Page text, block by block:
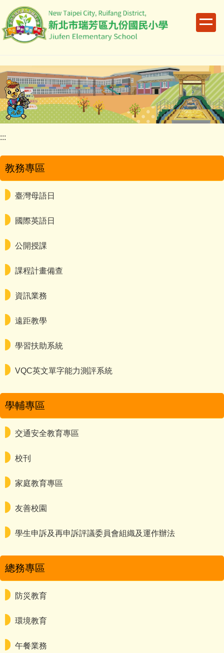
到
主
容
區
:::
教務專區
臺灣母語日
國際英語日
公開授課
課程計畫備查
資訊業務
遠距教學
學習扶助系統
VQC英文單字能力測評系統
學輔專區
交通安全教育專區
校刊
家庭教育專區
友善校園
學生申訴及再申訴評議委員會組織及運作辦法
總務專區
防災教育
環境教育
午餐業務